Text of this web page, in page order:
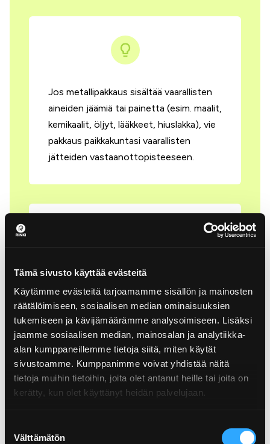
Tämä sivusto käyttää evästeitä
Käytämme evästeitä tarjoamamme sisällön ja mainosten
räätälöimiseen, sosiaalisen median ominaisuuksien
tukemiseen ja kävijämäärämme analysoimiseen. Lisäksi
jaamme sosiaalisen median, mainosalan ja analytiikka-
alan kumppaneillemme tietoja siitä, miten käytät
sivustoamme. Kumppanimme voivat yhdistää näitä
tietoja muihin tietoihin, joita olet antanut heille tai joita on
kerätty, kun olet käyttänyt heidän palvelujaan.
valinta
Välttämätön
Jos metallipakkaus sisältää vaarallisten
aineiden jäämiä tai painetta (esim. maalit,
kemikaalit, öljyt, lääkkeet, hiuslakka), vie
pakkaus paikkakuntasi vaarallisten
jätteiden vastaanottopisteeseen.
Palauta pantilliset metallitölkit kaupan
palautusautomaattiin.
metallipakkaukset ja -esineet kuntasi